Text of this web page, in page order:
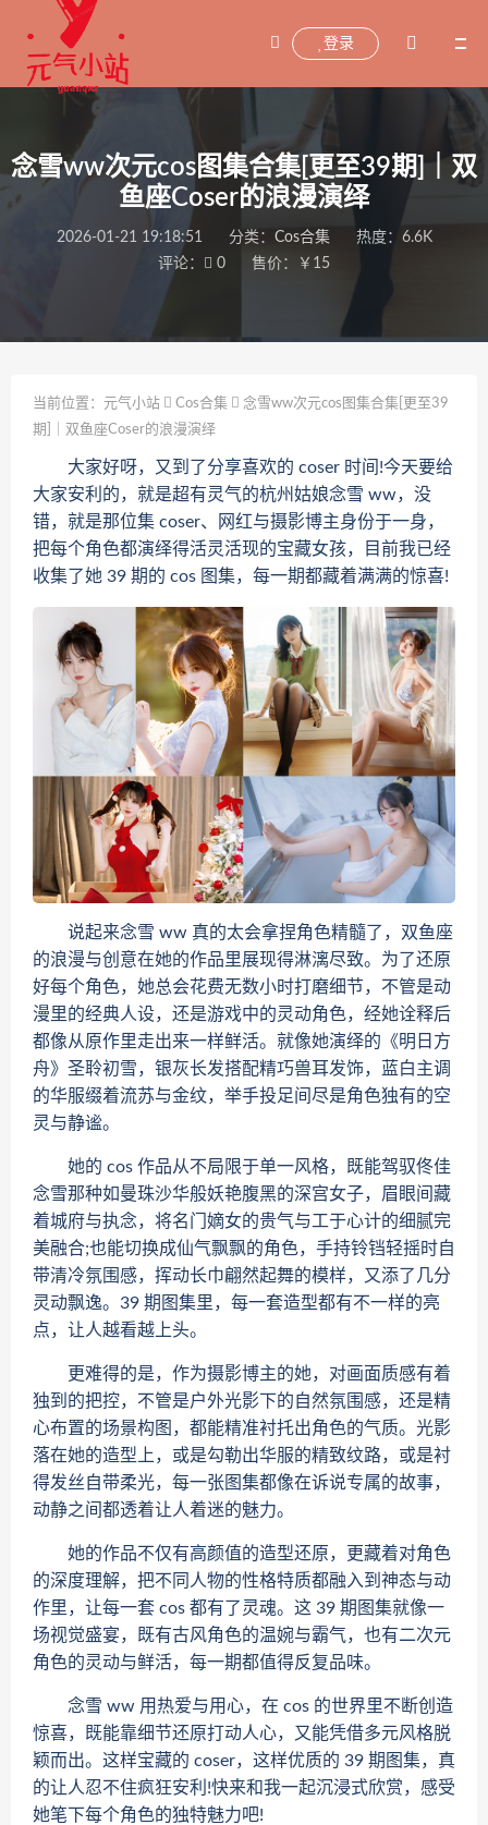
登录
念雪ww次元cos图集合集[更至39期]｜双
鱼座Coser的浪漫演绎
2026-01-21 19:18:51 分类： Cos合集
热度：6.6K
评论：
0 售价：￥15
当前位置： 元气小站 Cos合集
念雪ww次元cos图集合集[更至39
期]｜双鱼座Coser的浪漫演绎
大家好呀，又到了分享喜欢的 coser 时间!今天要给
大家安利的，就是超有灵气的杭州姑娘念雪 ww，没
错，就是那位集 coser、网红与摄影博主身份于一身，
把每个角色都演绎得活灵活现的宝藏女孩，目前我已经
收集了她 39 期的 cos 图集，每一期都藏着满满的惊喜!
说起来念雪 ww 真的太会拿捏角色精髓了，双鱼座
的浪漫与创意在她的作品里展现得淋漓尽致。为了还原
好每个角色，她总会花费无数小时打磨细节，不管是动
漫里的经典人设，还是游戏中的灵动角色，经她诠释后
都像从原作里走出来一样鲜活。就像她演绎的《明日方
舟》圣聆初雪，银灰长发搭配精巧兽耳发饰，蓝白主调
的华服缀着流苏与金纹，举手投足间尽是角色独有的空
灵与静谧。
她的 cos 作品从不局限于单一风格，既能驾驭佟佳
念雪那种如曼珠沙华般妖艳腹黑的深宫女子，眉眼间藏
着城府与执念，将名门嫡女的贵气与工于心计的细腻完
美融合;也能切换成仙气飘飘的角色，手持铃铛轻摇时自
带清冷氛围感，挥动长巾翩然起舞的模样，又添了几分
灵动飘逸。39 期图集里，每一套造型都有不一样的亮
点，让人越看越上头。
更难得的是，作为摄影博主的她，对画面质感有着
独到的把控，不管是户外光影下的自然氛围感，还是精
心布置的场景构图，都能精准衬托出角色的气质。光影
落在她的造型上，或是勾勒出华服的精致纹路，或是衬
得发丝自带柔光，每一张图集都像在诉说专属的故事，
动静之间都透着让人着迷的魅力。
她的作品不仅有高颜值的造型还原，更藏着对角色
的深度理解，把不同人物的性格特质都融入到神态与动
作里，让每一套 cos 都有了灵魂。这 39 期图集就像一
场视觉盛宴，既有古风角色的温婉与霸气，也有二次元
角色的灵动与鲜活，每一期都值得反复品味。
念雪 ww 用热爱与用心，在 cos 的世界里不断创造
惊喜，既能靠细节还原打动人心，又能凭借多元风格脱
颖而出。这样宝藏的 coser，这样优质的 39 期图集，真
的让人忍不住疯狂安利!快来和我一起沉浸式欣赏，感受
她笔下每个角色的独特魅力吧!